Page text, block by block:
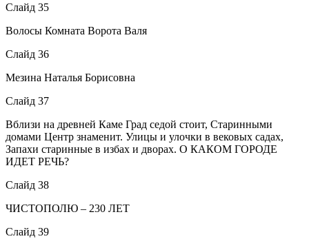
Слайд 35
Волосы Комната Ворота Валя
Слайд 36
Мезина Наталья Борисовна
Слайд 37
Вблизи на древней Каме Град седой стоит, Старинными
домами Центр знаменит. Улицы и улочки в вековых садах,
Запахи старинные в избах и дворах. О КАКОМ ГОРОДЕ
ИДЕТ РЕЧЬ?
Слайд 38
ЧИСТОПОЛЮ – 230 ЛЕТ
Слайд 39